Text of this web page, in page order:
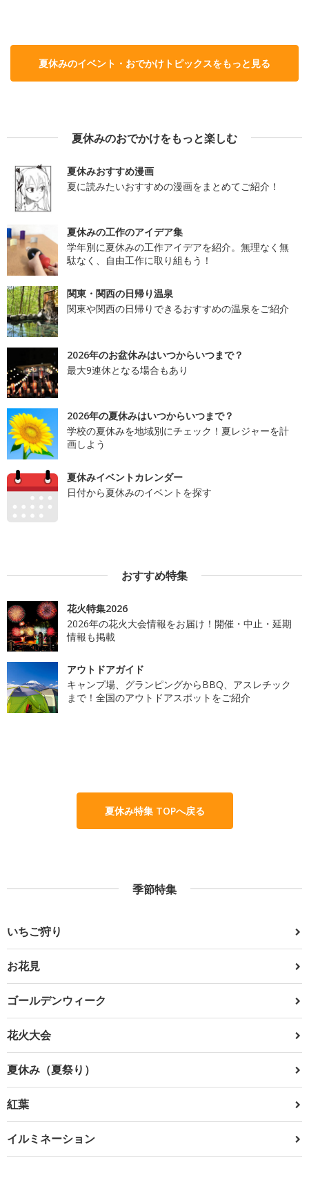
夏休みのイベント・おでかけトピックスをもっと見る
夏休みのおでかけをもっと楽しむ
夏休みおすすめ漫画
夏に読みたいおすすめの漫画をまとめてご紹介！
夏休みの工作のアイデア集
学年別に夏休みの工作アイデアを紹介。無理なく無
駄なく、自由工作に取り組もう！
関東・関西の日帰り温泉
関東や関西の日帰りできるおすすめの温泉をご紹介
2026年のお盆休みはいつからいつまで？
最大9連休となる場合もあり
2026年の夏休みはいつからいつまで？
学校の夏休みを地域別にチェック！夏レジャーを計
画しよう
夏休みイベントカレンダー
日付から夏休みのイベントを探す
おすすめ特集
花火特集2026
2026年の花火大会情報をお届け！開催・中止・延期
情報も掲載
アウトドアガイド
キャンプ場、グランピングからBBQ、アスレチック
まで！全国のアウトドアスポットをご紹介
夏休み特集 TOPへ戻る
季節特集
いちご狩り
お花見
ゴールデンウィーク
花火大会
夏休み（夏祭り）
紅葉
イルミネーション